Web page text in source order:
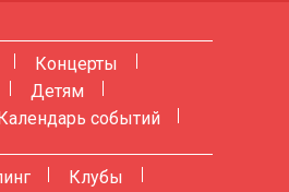
Концерты
Детям
событий
Клубы